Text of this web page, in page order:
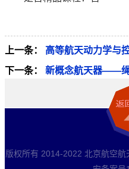
上一条：
高等航天动力学与
下一条：
新概念航天器——
版权所有 2014-2022 北京航空